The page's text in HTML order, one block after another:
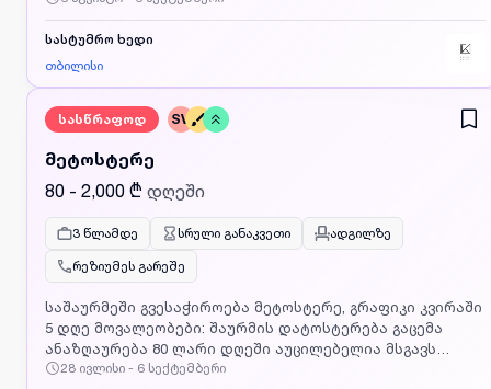
მაღალი კლასის რესტორანს. რესტორან "ხედში"
სტუმრობისას, მომხმარებელს დახვდება ბუტიკის სტილის
მწვანე გარემო, ძველი და თანამედროვე თბილისის
ევროპული სამზარეულოს შერწყმა და მაღალი ხარისხის
მომსახურება.ვაკანსია: მიმტანი (რესტორანი
პასუხისმგებლობიან თანამშრომლებს, რომელთაც სურთ
განვითარება სტუმარ-მასპინძლობის სფეროში და
მოვალეობები: მენიუს სრულყოფილი ცოდნა და
სტუმრებისთვის კერძებისა და სასმელების
პროფესიონალური შეთავაზება; შეკვეთების დროული და
მოწესრიგება; ანგარიშსწორების პროცესის მართვა
(ჩეკების მომზადება); ბანკეტებისა და კონფერენციული
ღონისძიებების სტუმართა მომსახურება; შრომის
უსაფრთხოების და ჰიგიენის სტანდარტების
სასტუმრო ხედი
თბილისი
სასწრაფოდ SV
მეტოსტერე
80 - 2,000 ₾ დღეში
3 წლამდე სრული განაკვეთი
ადგილზე
რეზიუმეს გარეშე
საშაურმეში გვესაჭიროება მეტოსტერე, გრაფიკი კვირაში
5 დღე მოვალეობები: შაურმის დატოსტერება გაცემა
ანაზღაურება 80 ლარი დღეში აუცილებელია მსგავს
პოზიციაზე მუშაობის გამოცდილება ხელფასი გაიცემა
28 ივლისი - 6 სექტემბერი